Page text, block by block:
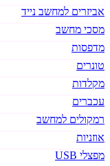
אביזרים למחשב נייד
מסכי מחשב
מדפסות
טונרים
מקלדות
עכברים
רמקולים למחשב
אוזניות
מפצלי USB